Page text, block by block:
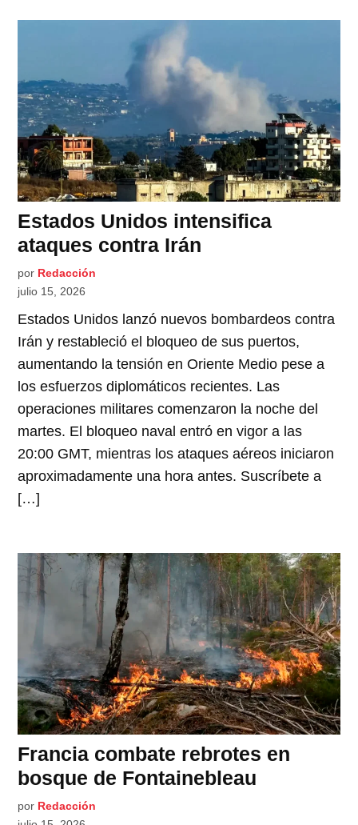
Estados Unidos intensifica
ataques contra Irán
por Redacción
julio 15, 2026
Estados Unidos lanzó nuevos bombardeos contra
Irán y restableció el bloqueo de sus puertos,
aumentando la tensión en Oriente Medio pese a
los esfuerzos diplomáticos recientes. Las
operaciones militares comenzaron la noche del
martes. El bloqueo naval entró en vigor a las
20:00 GMT, mientras los ataques aéreos iniciaron
aproximadamente una hora antes. Suscríbete a
[…]
Francia combate rebrotes en
bosque de Fontainebleau
por Redacción